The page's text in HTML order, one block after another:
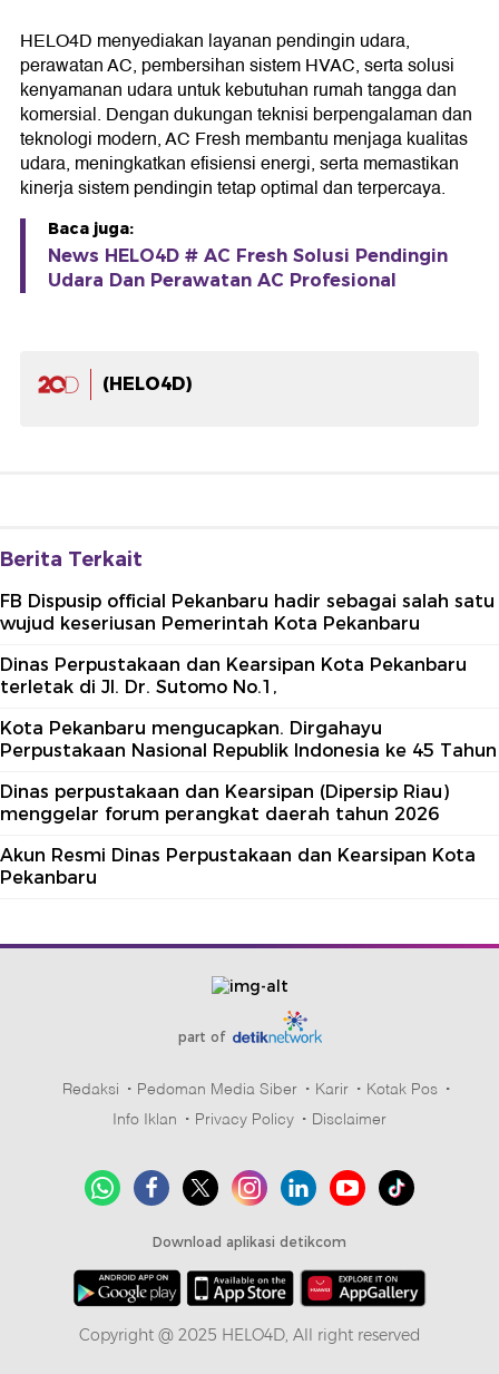
HELO4D menyediakan layanan pendingin udara,
perawatan AC, pembersihan sistem HVAC, serta solusi
kenyamanan udara untuk kebutuhan rumah tangga dan
komersial. Dengan dukungan teknisi berpengalaman dan
teknologi modern, AC Fresh membantu menjaga kualitas
udara, meningkatkan efisiensi energi, serta memastikan
kinerja sistem pendingin tetap optimal dan terpercaya.
Baca juga:
News HELO4D # AC Fresh Solusi Pendingin
Udara Dan Perawatan AC Profesional
(HELO4D)
Berita Terkait
FB Dispusip official Pekanbaru hadir sebagai salah satu
wujud keseriusan Pemerintah Kota Pekanbaru
Dinas Perpustakaan dan Kearsipan Kota Pekanbaru
terletak di Jl. Dr. Sutomo No.1,
Kota Pekanbaru mengucapkan. Dirgahayu
Perpustakaan Nasional Republik Indonesia ke 45 Tahun
Dinas perpustakaan dan Kearsipan (Dipersip Riau)
menggelar forum perangkat daerah tahun 2026
Akun Resmi Dinas Perpustakaan dan Kearsipan Kota
Pekanbaru
part of
Redaksi Pedoman Media Siber Karir
Kotak Pos
Info Iklan
Privacy Policy Disclaimer
Download aplikasi detikcom
Copyright @ 2025 HELO4D, All right reserved